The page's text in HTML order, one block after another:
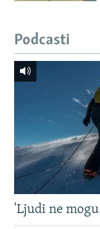
Podcasti
'Ljudi ne